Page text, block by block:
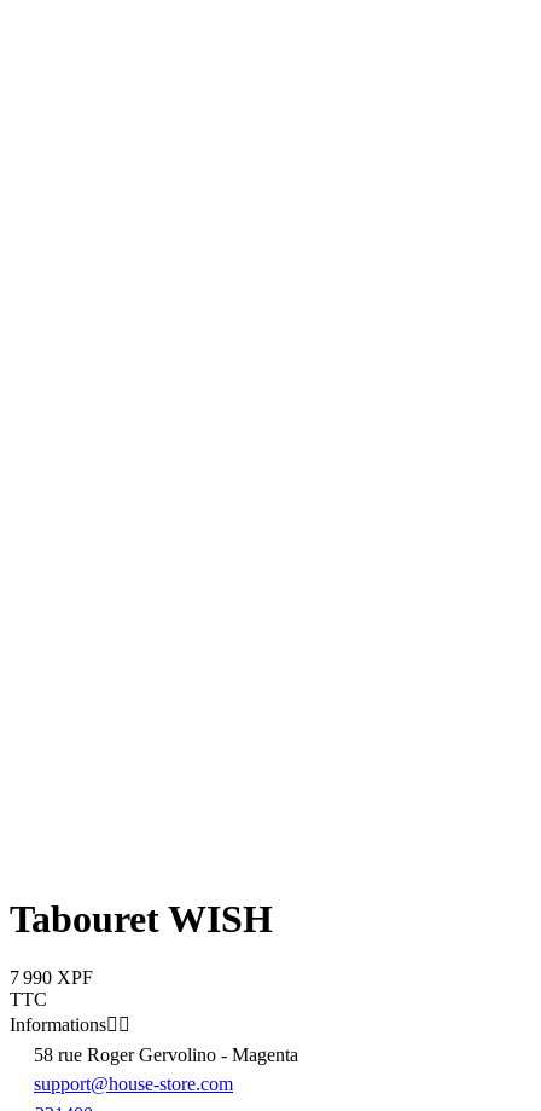
Tabouret WISH
7 990 XPF
TTC
Informations 
58 rue Roger Gervolino - Magenta
support@house-store.com